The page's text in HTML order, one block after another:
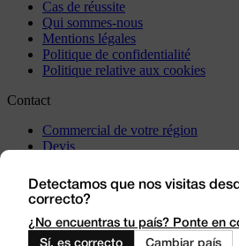
Cas de réussite
Qui sommes-nous
Mentions légales
Politique de confidentialité
Politique relative aux cookies
Contact
Commercial de votre région
Devis
Rendez-nous visite
Travaillez avec nous
Outlet
Detectamos que nos visitas
correcto?
¿No encuentras tu país? Ponte en
Sí, es correcto
Cambiar país